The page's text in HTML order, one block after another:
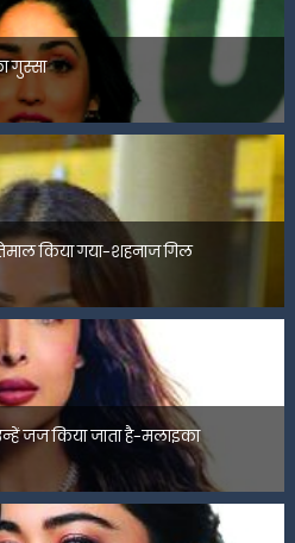
गुस्सा
किया गया-शहनाज गिल
जज किया जाता है-मलाइका